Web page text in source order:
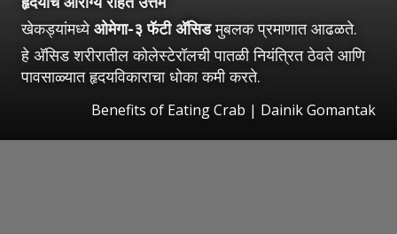
खेकड्यांमध्येओमेगा-३ फॅटी अ‍ॅसिडमुबलक प्रमाणात आढळते.
हे अ‍ॅसिड शरीरातील कोलेस्टेरॉलची पातळी नियंत्रित ठेवते आणि
पावसाळ्यात हृदयविकाराचा धोका कमी करते.
Benefits of Eating Crab | Dainik Gomantak